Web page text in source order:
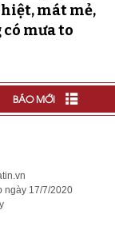
mát mẻ,
mưa to
BÁO MỚI
ngày 17/7/2020